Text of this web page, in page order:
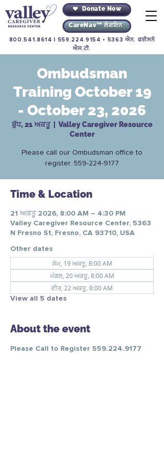
Donate Now
CareNav™ ਲੌਗਇਨ
800.541.8614 559.224.9154 • 5363 ਐਨ. ਫਰੀਸਨੋ
ਐਸ.ਟੀ.
Ombudsman
Training October 19
- October 23, 2026
ਬੁੱਧ, 21 ਅਕਤੂ
  |
Valley Caregiver Resource
Center
Please call our Ombudsman office to
register. 559-224-9177
Time & Location
21 ਅਕਤੂ 2026, 8:00 AM – 4:30 PM
Valley Caregiver Resource Center, 5363
N Fresno St, Fresno, CA 93710, USA
Other dates
ਸੋਮ, 19 ਅਕਤੂ, 8:00 AM
ਮੰਗਲ, 20 ਅਕਤੂ, 8:00 AM
ਵੀਰ, 22 ਅਕਤੂ, 8:00 AM
View all 5 dates
About the event
Please Call to Register 559.224.9177